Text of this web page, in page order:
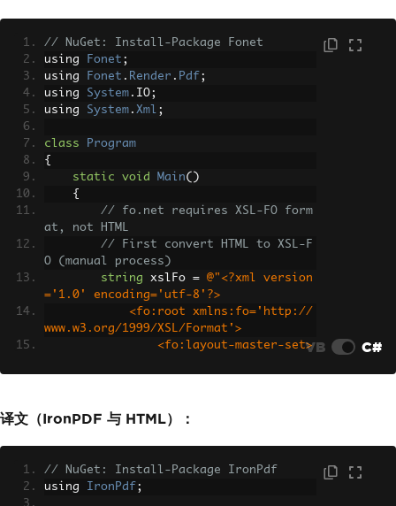
// NuGet: Install-Package Fonet
using
Fonet ;
using
Fonet . Render . Pdf ;
using System . IO;
using System . Xml ;
class
Program
{
static
void Main()
{
// fo.net requires XSL-FO form
at, not HTML
// First convert HTML to XSL-F
O (manual process)
string xslFo =
@"<?xml version
='1.0' encoding='utf-8'?>
www.w3.org/1999/XSL/Format'>
                <fo:layout-master-set>
y/>
                    </fo:simple-page-m
aster>
                </fo:layout-master-set
                <fo:page-sequence mast
VB C#
译文（IronPDF 与 HTML）：
// NuGet: Install-Package IronPdf
using IronPdf ;